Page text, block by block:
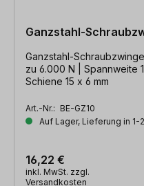
Ganzstahl-
Ganzstahl-
zu 6.000 N | Spannweite
Schiene 15 x 6 mm
Art.-Nr.: BE-GZ10
Auf Lager, Lieferung in 1-
16,22 €
inkl. MwSt. zzgl.
Versandkosten